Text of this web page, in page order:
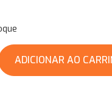
ADICIONAR AO